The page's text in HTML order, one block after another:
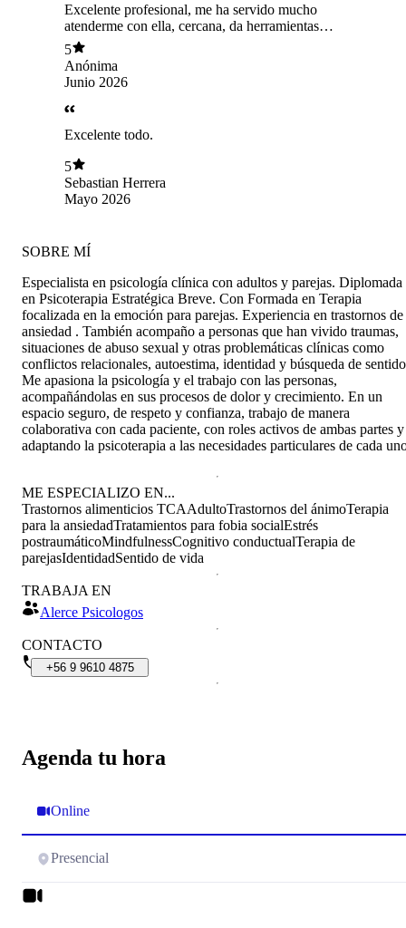
Excelente profesional, me ha servido mucho
atenderme con ella, cercana, da herramientas
utiles para sobrellevar momentos díficiles.
5
Anónima
Junio 2026
Excelente todo.
5
Sebastian Herrera
Mayo 2026
Agenda tu hora
Online
Presencial
SOBRE MÍ
Especialista en psicología clínica con adultos y parejas. Diplomada
en Psicoterapia Estratégica Breve. Con Formada en Terapia
focalizada en la emoción para parejas. Experiencia en trastornos de
ansiedad . También acompaño a personas que han vivido traumas,
situaciones de abuso sexual y otras problemáticas clínicas como
conflictos relacionales, autoestima, identidad y búsqueda de
Me apasiona la psicología y el trabajo con las personas,
acompañándolas en sus procesos de dolor y crecimiento. En un
espacio seguro, de respeto y confianza, trabajo de manera
colaborativa con cada paciente, con roles activos de ambas partes y
adaptando la psicoterapia a las necesidades particulares de cada
ME ESPECIALIZO EN...
Trastornos alimenticios TCAAdultoTrastornos del ánimoTerapia
para la ansiedadTratamientos para fobia socialEstrés
postraumáticoMindfulnessCognitivo conductualTerapia de
parejasIdentidadSentido de vida
TRABAJA EN
Alerce Psicologos
CONTACTO
+56 9 9610 4875